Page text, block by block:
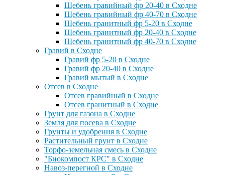
Щебень гравийный фр 20-40 в Сходне
Щебень гравийный фр 40-70 в Сходне
Щебень гранитный фр 5-20 в Сходне
Щебень гранитный фр 20-40 в Сходне
Щебень гранитный фр 40-70 в Сходне
Гравий в Сходне
Гравий фр 5-20 в Сходне
Гравий фр 20-40 в Сходне
Гравий мытый в Сходне
Отсев в Сходне
Отсев гравийный в Сходне
Отсев гранитный в Сходне
Грунт для газона в Сходне
Земля для посева в Сходне
Грунты и удобрения в Сходне
Растительный грунт в Сходне
Торфо-земельная смесь в Сходне
"Биокомпост КРС" в Сходне
Навоз-перегной в Сходне